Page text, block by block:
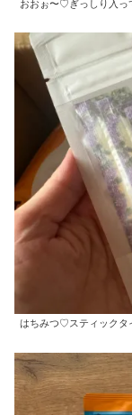
おおぉ〜♡ぎっしり入っ
はちみつ♡スティックタ